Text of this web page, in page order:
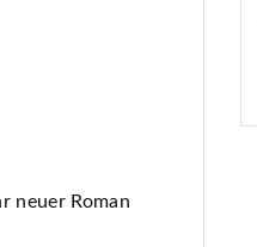
neuer Roman